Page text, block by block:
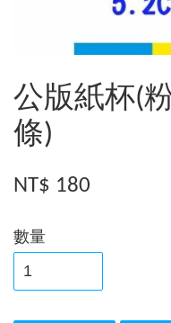
公版紙杯(
條)
NT$ 180
數量